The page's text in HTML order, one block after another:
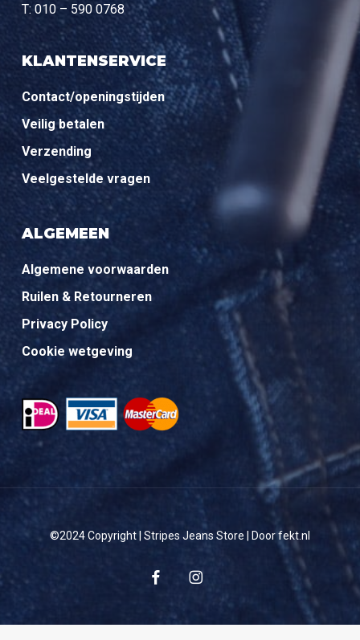
T: 010 – 590 0768
KLANTENSERVICE
Contact/openingstijden
Veilig betalen
Verzending
Veelgestelde vragen
ALGEMEEN
Algemene voorwaarden
Ruilen & Retourneren
Privacy Policy
Cookie wetgeving
©2024 Copyright | Stripes Jeans Store | Door fekt.nl
facebookinstagram